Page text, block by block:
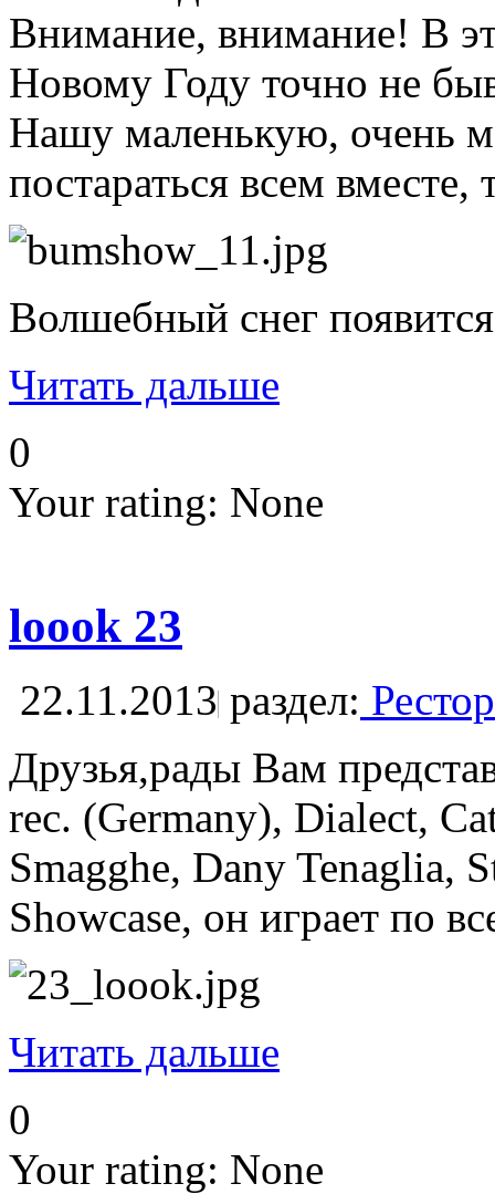
Внимание, внимание! В
Новому Году точно не
Нашу маленькую, очень
постараться всем
Волшебный снег
Читать дальше
0
Your rating: None
loook 23
22.11.2013 раздел:
Друзья,рады Вам
rec. (Germany), Dialect,
Smagghe, Dany Tenaglia,
Showcase, он играет по
Читать дальше
0
Your rating: None